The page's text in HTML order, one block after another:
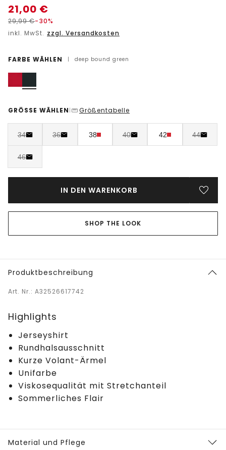
21,00 €
29,99€-30%
inkl. MwSt. zzgl. Versandkosten
FARBE WÄHLEN | deep bound green
GRÖSSE WÄHLEN | Größentabelle
34 36 38 40 42 44
46
IN DEN WARENKORB
SHOP THE LOOK
Produktbeschreibung
Art. Nr.: A32526617742
Highlights
Jerseyshirt
Rundhalsausschnitt
Kurze Volant-Ärmel
Unifarbe
Viskosequalität mit Stretchanteil
Sommerliches Flair
Material und Pflege